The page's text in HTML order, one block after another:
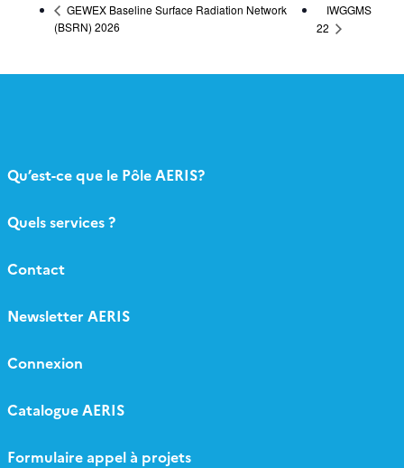
GEWEX Baseline Surface Radiation Network
(BSRN) 2026
IWGGMS
22
Qu’est-ce que le Pôle AERIS?
Quels services ?
Contact
Newsletter AERIS
Connexion
Catalogue AERIS
Formulaire appel à projets